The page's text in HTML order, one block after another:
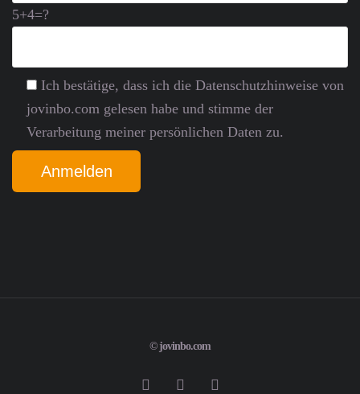
5+4=?
Ich bestätige, dass ich die Datenschutz­hinweise von
jovinbo.com gelesen habe und stimme der
Verarbeitung meiner persönlichen Daten zu.
© jovinbo.com